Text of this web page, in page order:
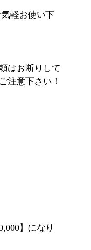
軽お使い下
はお断りして
注意下さい！
】になり